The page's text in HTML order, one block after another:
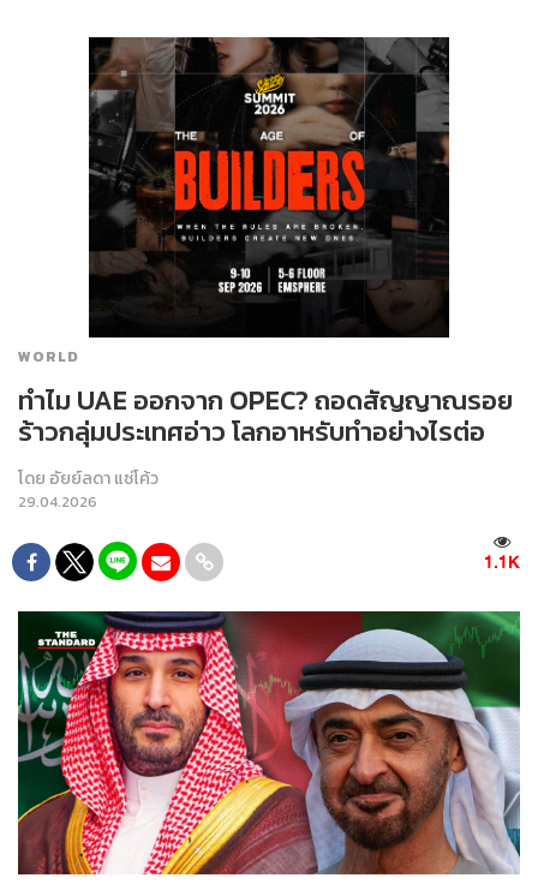
WORLD
ทำไม UAE ออกจาก OPEC? ถอดสัญญาณรอย
ร้าวกลุ่มประเทศอ่าว โลกอาหรับทำอย่างไรต่อ
โดย อัยย์ลดา แซ่โค้ว
29.04.2026
1.1K